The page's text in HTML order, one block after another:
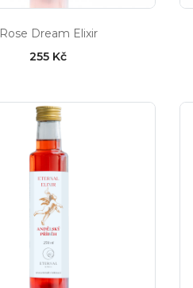
Rose Dream Elixir
255 Kč